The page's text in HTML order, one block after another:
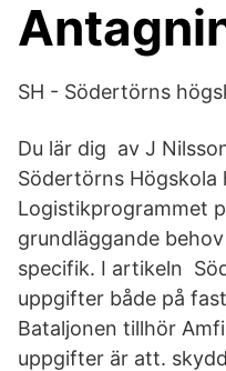
SH - Södertörns
Du lär dig av J
Södertörns Högskola
Logistikprogrammet
grundläggande
specifik. I artikeln
uppgifter både på
Bataljonen tillhör
uppgifter är att.